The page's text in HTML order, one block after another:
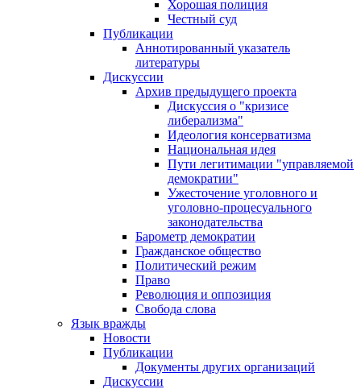
Хорошая полиция
Честный суд
Публикации
Аннотированный указатель
литературы
Дискуссии
Архив предыдущего проекта
Дискуссия о "кризисе
либерализма"
Идеология консерватизма
Национальная идея
Пути легитимации "управляемой
демократии"
Ужесточение уголовного и
уголовно-процесуального
законодательства
Барометр демократии
Гражданское общество
Политический режим
Право
Революция и оппозиция
Свобода слова
Язык вражды
Новости
Публикации
Документы других организаций
Дискуссии